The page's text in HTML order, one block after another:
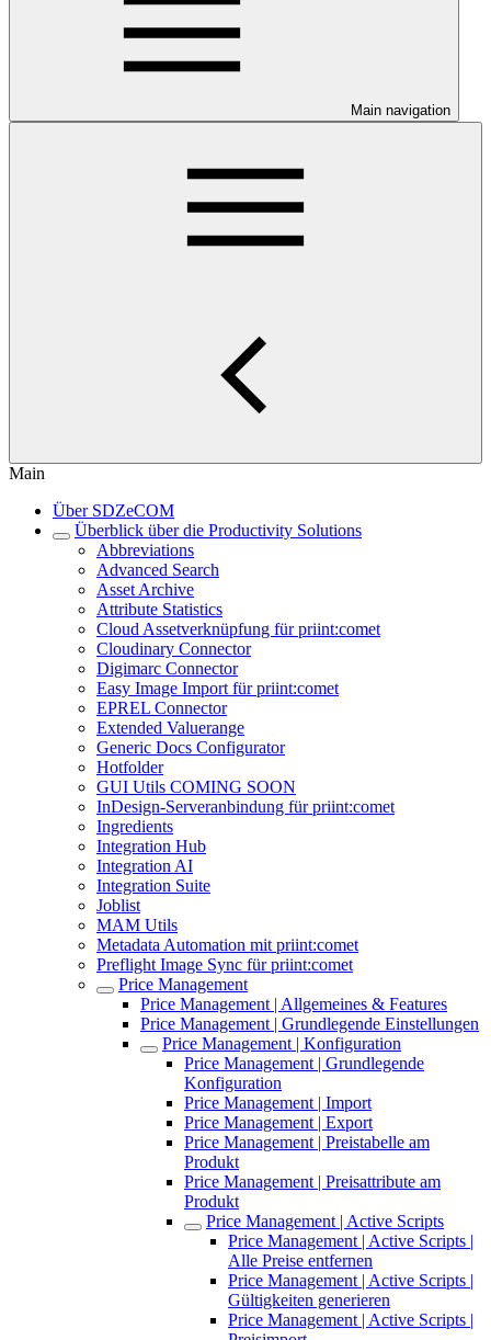
Main navigation
Main
Über SDZeCOM
Überblick über die Productivity Solutions
Abbreviations
Advanced Search
Asset Archive
Attribute Statistics
Cloud Assetverknüpfung für priint:comet
Cloudinary Connector
Digimarc Connector
Easy Image Import für priint:comet
EPREL Connector
Extended Valuerange
Generic Docs Configurator
Hotfolder
GUI Utils COMING SOON
InDesign-Serveranbindung für priint:comet
Ingredients
Integration Hub
Integration AI
Integration Suite
Joblist
MAM Utils
Metadata Automation mit priint:comet
Preflight Image Sync für priint:comet
Price Management
Price Management | Allgemeines & Features
Price Management | Grundlegende Einstellungen
Price Management | Konfiguration
Price Management | Grundlegende
Konfiguration
Price Management | Import
Price Management | Export
Price Management | Preistabelle am
Produkt
Price Management | Preisattribute am
Produkt
Price Management | Active Scripts
Price Management | Active Scripts |
Alle Preise entfernen
Price Management | Active Scripts |
Gültigkeiten generieren
Price Management | Active Scripts |